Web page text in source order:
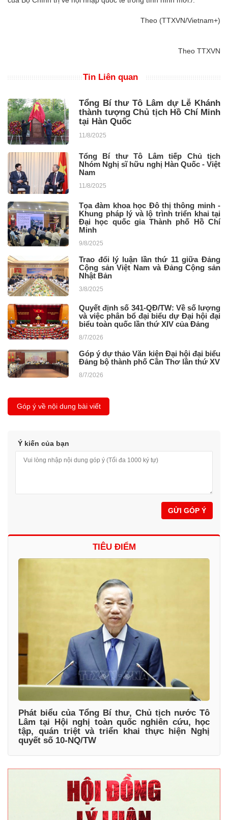
Theo (TTXVN/Vietnam+)
Theo TTXVN
Tin Liên quan
Tổng Bí thư Tô Lâm dự Lễ Khánh
thành tượng Chủ tịch Hồ Chí Minh
tại Hàn Quốc
11/8/2025
Tổng Bí thư Tô Lâm tiếp Chủ tịch
Nhóm Nghị sĩ hữu nghị Hàn Quốc - Việt
Nam
11/8/2025
Tọa đàm khoa học Đô thị thông minh -
Khung pháp lý và lộ trình triển khai tại
Đại học quốc gia Thành phố Hồ Chí
Minh
9/8/2025
Trao đổi lý luận lần thứ 11 giữa Đảng
Cộng sản Việt Nam và Đảng Cộng sản
Nhật Bản
3/8/2025
Quyết định số 341-QĐ/TW: Về số lượng
và việc phân bổ đại biểu dự Đại hội đại
biểu toàn quốc lần thứ XIV của Đảng
8/7/2026
Góp ý dự thảo Văn kiện Đại hội đại biểu
Đảng bộ thành phố Cần Thơ lần thứ XV
8/7/2026
Góp ý về nội dung bài viết
Ý kiến của bạn
GỬI GÓP Ý
TIÊU ĐIỂM
Phát biểu của Tổng Bí thư, Chủ tịch nước Tô
Lâm tại Hội nghị toàn quốc nghiên cứu, học
tập, quán triệt và triển khai thực hiện Nghị
quyết số 10-NQ/TW